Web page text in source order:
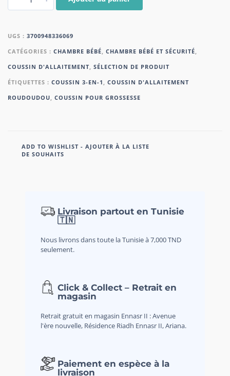
UGS : 3700948336069
CATÉGORIES : CHAMBRE BÉBÉ CHAMBRE BÉBÉ ET SÉCURITÉ
COUSSIN D'ALLAITEMENT SÉLECTION DE PRODUIT
ÉTIQUETTES : COUSSIN 3-EN-1
COUSSIN D'ALLAITEMENT
ROUDOUDOU COUSSIN POUR GROSSESSE
ADD TO WISHLIST - AJOUTER À LA LISTE
DE SOUHAITS
Livraison partout en Tunisie
🇹🇳
Nous livrons dans toute la Tunisie à 7,000 TND
seulement.
Click & Collect – Retrait en
magasin
Retrait gratuit en magasin Ennasr II : Avenue
l'ère nouvelle, Résidence Riadh Ennasr II, Ariana.
Paiement en espèce à la
livraison